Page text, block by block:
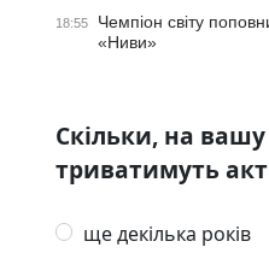
18:55
Чемпіон світу
«Ниви»
Скільки, на
триватимуть
ще декілька років